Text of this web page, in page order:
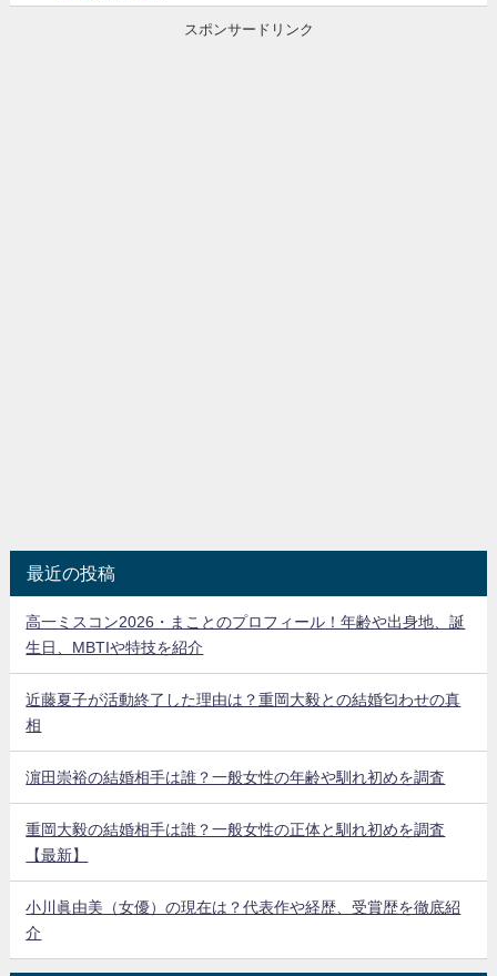
スポンサードリンク
最近の投稿
高一ミスコン2026・まことのプロフィール！年齢や出身地、誕
生日、MBTIや特技を紹介
近藤夏子が活動終了した理由は？重岡大毅との結婚匂わせの真
相
濵田崇裕の結婚相手は誰？一般女性の年齢や馴れ初めを調査
重岡大毅の結婚相手は誰？一般女性の正体と馴れ初めを調査
【最新】
小川眞由美（女優）の現在は？代表作や経歴、受賞歴を徹底紹
介